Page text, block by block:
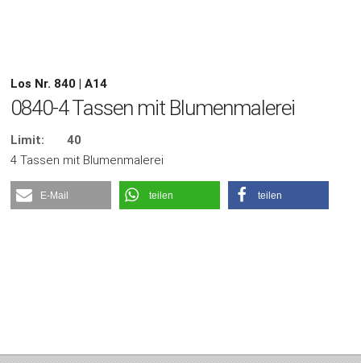
Los Nr. 840 | A14
0840-4 Tassen mit Blumenmalerei
Limit:
40
4 Tassen mit Blumenmalerei
E-Mail teilen teilen